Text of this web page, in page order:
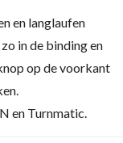
en langlaufen
in de binding en
op de voorkant
en Turnmatic.